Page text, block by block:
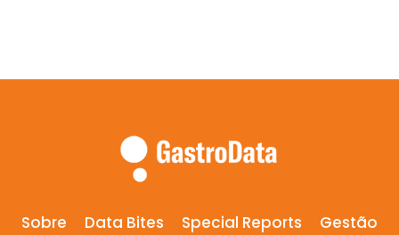
Sobre Data Bites Special Reports
Gestão